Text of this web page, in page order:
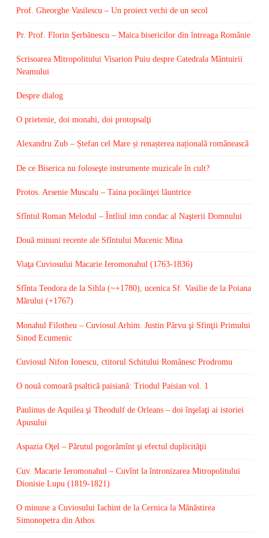
Prof. Gheorghe Vasilescu – Un proiect vechi de un secol
Pr. Prof. Florin Şerbănescu – Maica bisericilor din întreaga Românie
Scrisoarea Mitropolitului Visarion Puiu despre Catedrala Mântuirii
Neamului
Despre dialog
O prietenie, doi monahi, doi protopsalţi
Alexandru Zub – Ștefan cel Mare și renașterea națională românească
De ce Biserica nu foloseşte instrumente muzicale în cult?
Protos. Arsenie Muscalu – Taina pocăinţei lăuntrice
Sfîntul Roman Melodul – Întîiul imn condac al Naşterii Domnului
Două minuni recente ale Sfîntului Mucenic Mina
Viaţa Cuviosului Macarie Ieromonahul (1763-1836)
Sfînta Teodora de la Sihla (~+1780), ucenica Sf. Vasilie de la Poiana
Mărului (+1767)
Monahul Filotheu – Cuviosul Arhim. Justin Pârvu şi Sfinţii Primului
Sinod Ecumenic
Cuviosul Nifon Ionescu, ctitorul Schitului Românesc Prodromu
O nouă comoară psaltică paisiană: Triodul Paisian vol. 1
Paulinus de Aquilea şi Theodulf de Orleans – doi înşelaţi ai istoriei
Apusului
Aspazia Oţel – Părutul pogorămînt şi efectul duplicităţii
Cuv. Macarie Ieromonahul – Cuvînt la întronizarea Mitropolitului
Dionisie Lupu (1819-1821)
O minune a Cuviosului Iachint de la Cernica la Mănăstirea
Simonopetra din Athos